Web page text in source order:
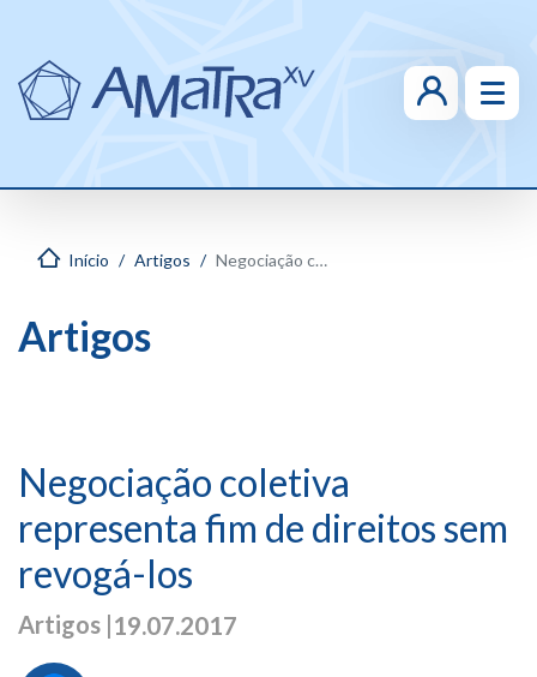
Artigos
Início Artigos Negociação coletiva representa fim de direitos sem revogá-los
Negociação coletiva
representa fim de direitos sem
revogá-los
Artigos |19.07.2017